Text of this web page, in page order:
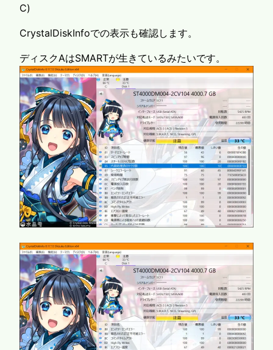
C)
CrystalDiskInfoでの表示も確認します。
ディスクAはSMARTが生きているみたいです。